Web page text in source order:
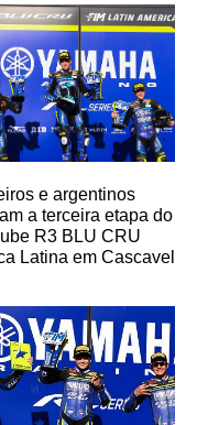
e argentinos
a terceira etapa do
R3 BLU CRU
Latina em Cascavel